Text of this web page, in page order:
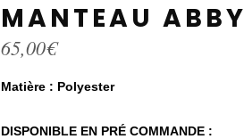
MANTEAU ABBY
65,00€
Matière : Polyester
DISPONIBLE EN PRÉ COMMANDE :